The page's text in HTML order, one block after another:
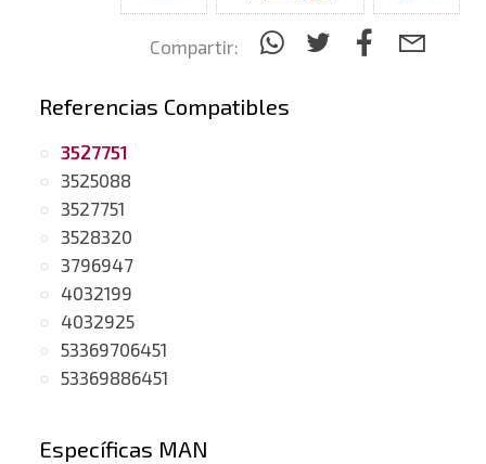
Compartir:
Referencias Compatibles
3527751
3525088
3527751
3528320
3796947
4032199
4032925
53369706451
53369886451
Específicas MAN